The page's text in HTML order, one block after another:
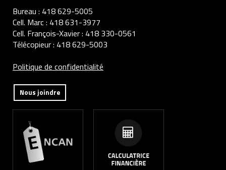
Bureau : 418 629-5005
Cell. Marc : 418 631-3977
Cell. François-Xavier : 418 330-0561
Télécopieur : 418 629-5003
Politique de confidentialité
Nous joindre